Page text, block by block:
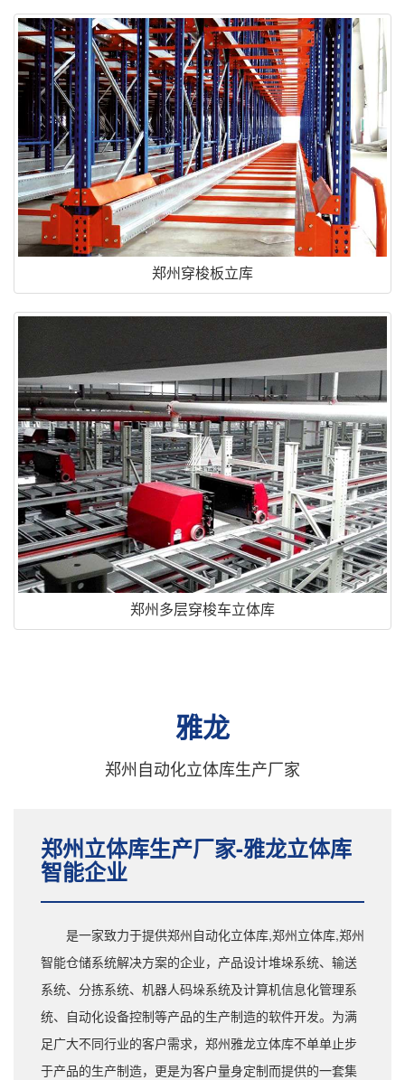
郑州穿梭板立库
郑州多层穿梭车立体库
雅龙
郑州自动化立体库生产厂家
郑州立体库生产厂家-雅龙立体库
智能企业
是一家致力于提供郑州自动化立体库,郑州立体库,郑州
智能仓储系统解决方案的企业，产品设计堆垛系统、输送
系统、分拣系统、机器人码垛系统及计算机信息化管理系
统、自动化设备控制等产品的生产制造的软件开发。为满
足广大不同行业的客户需求，郑州雅龙立体库不单单止步
于产品的生产制造，更是为客户量身定制而提供的一套集